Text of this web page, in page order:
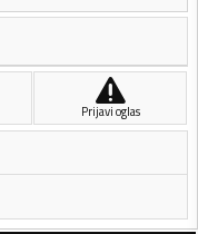
Prijavi oglas